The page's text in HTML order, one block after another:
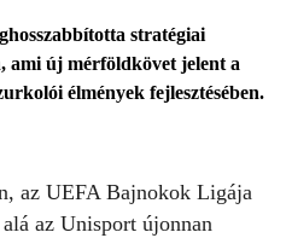
stratégiai
ami új mérföldkövet jelent a
élmények fejlesztésében.
az UEFA Bajnokok Ligája
az Unisport újonnan